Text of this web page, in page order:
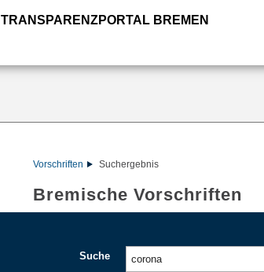
TRANSPARENZPORTAL BREMEN
Vorschriften Suchergebnis
Bremische Vorschriften
Suche